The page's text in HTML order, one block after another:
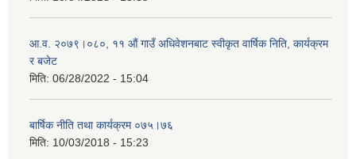
आ.व. २०७९।०८०, ११ औं गाउँ अधिवेशनबाट स्वीकृत वार्षिक निति, कार्यक्रम
र बजेट
मिति: 06/28/2022 - 15:04
बार्षिक नीति तथा कार्यक्रम ०७५।७६
मिति: 10/03/2018 - 15:23